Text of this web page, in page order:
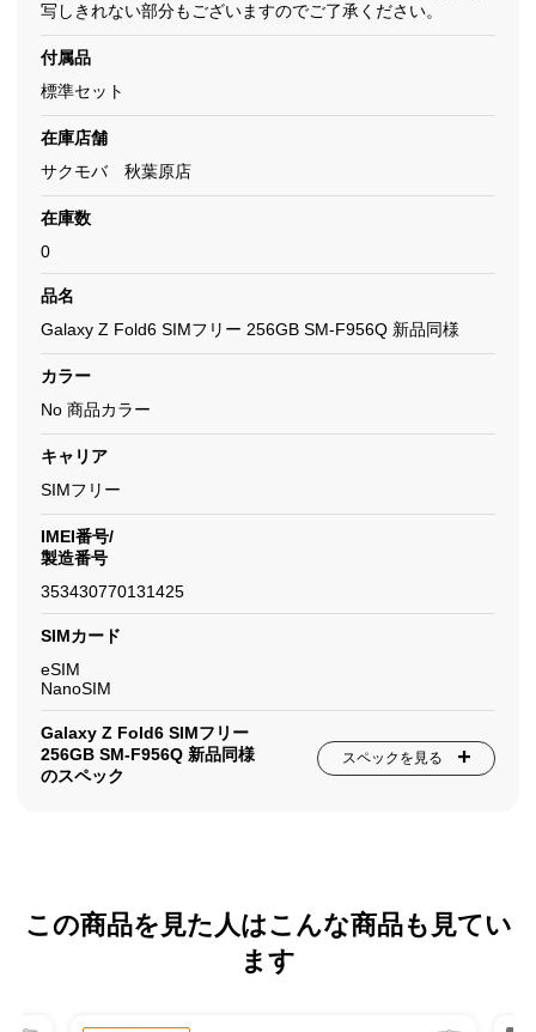
写しきれない部分もございますのでご了承ください。
付属品
標準セット
在庫店舗
サクモバ 秋葉原店
在庫数
0
品名
Galaxy Z Fold6 SIMフリー 256GB SM-F956Q 新品同様
カラー
No 商品カラー
キャリア
SIMフリー
IMEI番号/
製造番号
353430770131425
SIMカード
eSIM
NanoSIM
Galaxy Z Fold6 SIMフリー
256GB SM-F956Q 新品同様
のスペック
スペックを見る
この商品を見た人はこんな商品も見てい
ます